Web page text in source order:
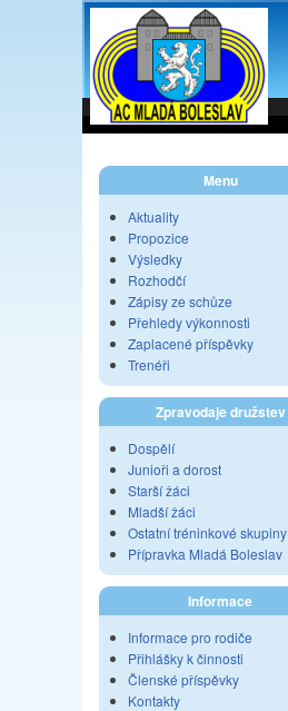
Menu
Aktuality
Propozice
Výsledky
Rozhodčí
Zápisy ze schůze
Přehledy výkonnosti
Zaplacené příspěvky
Trenéři
Zpravodaje družstev
Dospělí
Junioři a dorost
Starší žáci
Mladší žáci
Ostatní tréninkové skupiny
Přípravka Mladá Boleslav
Informace
Informace pro rodiče
Přihlášky k činnosti
Členské příspěvky
Kontakty